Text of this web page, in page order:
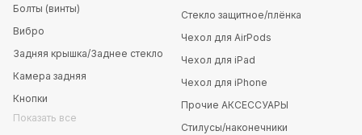
Болты (винты)
Вибро
Задняя крышка/Заднее стекло
Камера задняя
Кнопки
Показать все
Стекло защитное/плёнка
Чехол для AirPods
Чехол для iPad
Чехол для iPhone
Прочие АКСЕССУАРЫ
Стилусы/наконечники